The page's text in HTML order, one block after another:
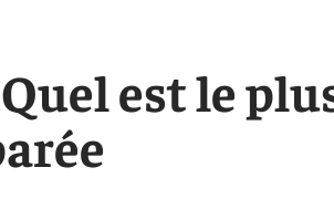
est le